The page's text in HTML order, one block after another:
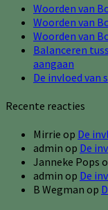
Woorden van
Woorden van
Woorden van
Balanceren
aangaan
De invloed van
Recente reacties
Mirrie op De
admin op De
Janneke Pops
admin op De
B Wegman op